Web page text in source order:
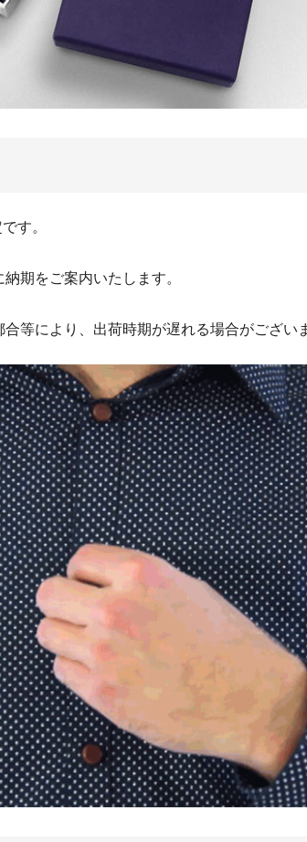
す。
期をご案内いたします。
等により、出荷時期が遅れる場合がござい